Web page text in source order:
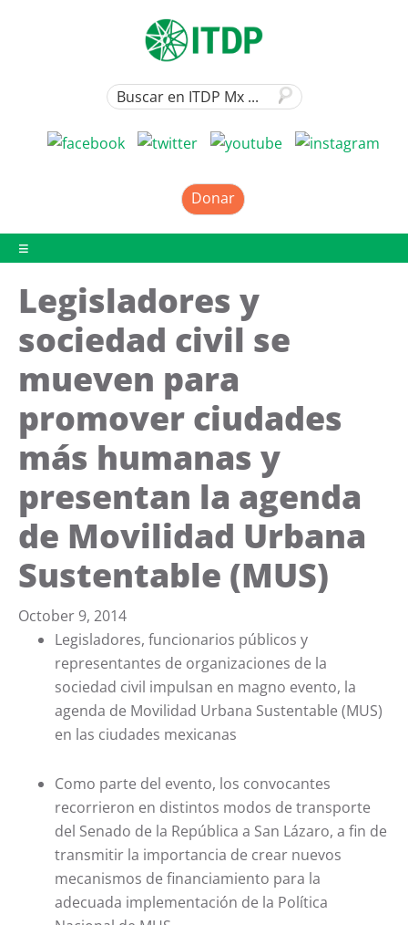
Donar
Legisladores y
sociedad civil se
mueven para
promover ciudades
más humanas y
presentan la agenda
de Movilidad Urbana
Sustentable (MUS)
October 9, 2014
Legisladores, funcionarios públicos y
representantes de organizaciones de la
sociedad civil impulsan en magno evento, la
agenda de Movilidad Urbana Sustentable (MUS)
en las ciudades mexicanas
Como parte del evento, los convocantes
recorrieron en distintos modos de transporte
del Senado de la República a San Lázaro, a fin de
transmitir la importancia de crear nuevos
mecanismos de financiamiento para la
adecuada implementación de la Política